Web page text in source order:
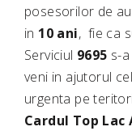
posesorilor de
in 10 ani, fie ca
Serviciul 9695 s-
veni in ajutorul
urgenta pe
Cardul Top Lac